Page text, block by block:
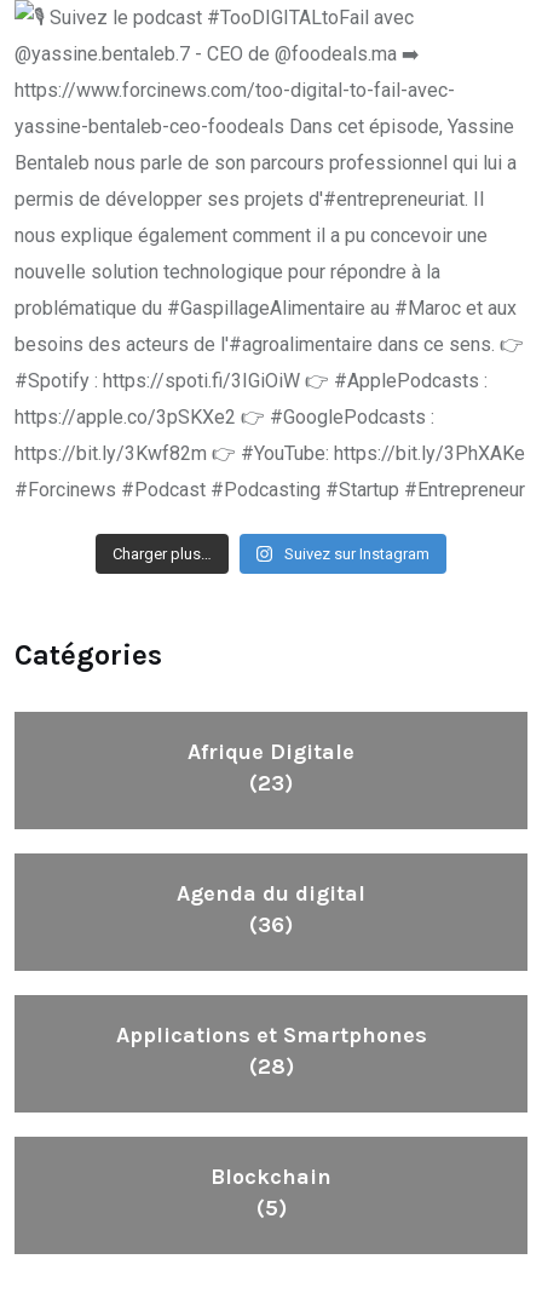
Charger plus… Suivez sur Instagram
Catégories
Afrique Digitale
(23)
Agenda du digital
(36)
Applications et Smartphones
(28)
Blockchain
(5)